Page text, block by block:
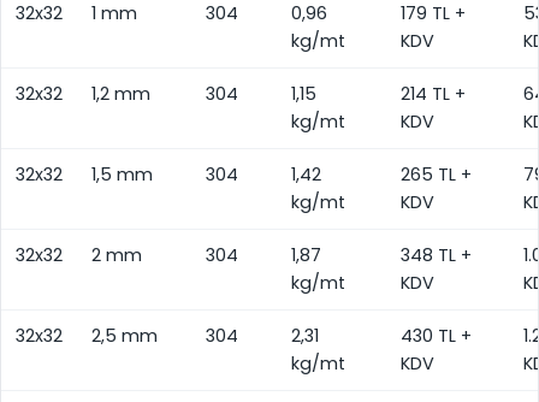
32x32 1 mm 304
0,96
kg/mt
179 TL +
KDV
32x32 1,2 mm 304
1,15
kg/mt
214 TL +
KDV
32x32 1,5 mm 304
1,42
kg/mt
265 TL +
KDV
32x32 2 mm 304
1,87
kg/mt
348 TL +
KDV
32x32 2,5 mm 304
2,31
kg/mt
430 TL +
KDV